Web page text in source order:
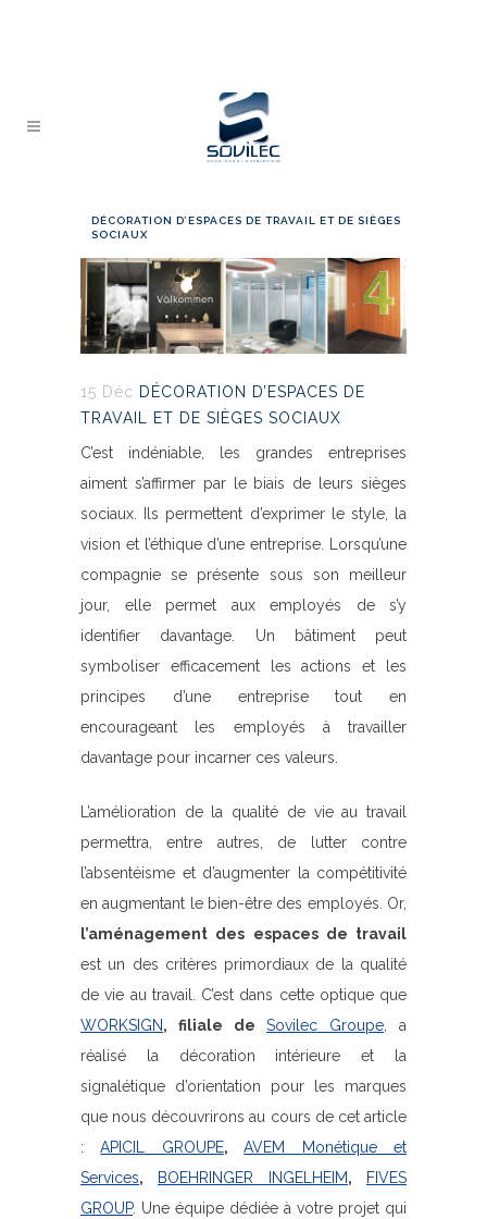
DÉCORATION D’ESPACES DE TRAVAIL ET DE SIÈGES
SOCIAUX
15 Déc DÉCORATION D’ESPACES DE
TRAVAIL ET DE SIÈGES SOCIAUX
C’est indéniable, les grandes entreprises
aiment s’affirmer par le biais de leurs sièges
sociaux. Ils permettent d’exprimer le style, la
vision et l’éthique d’une entreprise. Lorsqu’une
compagnie se présente sous son meilleur
jour, elle permet aux employés de s’y
identifier davantage. Un bâtiment peut
symboliser efficacement les actions et les
principes d’une entreprise tout en
encourageant les employés à travailler
davantage pour incarner ces valeurs.
L’amélioration de la qualité de vie au travail
permettra, entre autres, de lutter contre
l’absentéisme et d’augmenter la compétitivité
en augmentant le bien-être des employés. Or,
l’aménagement des espaces de travail
est un des critères primordiaux de la qualité
de vie au travail. C’est dans cette optique que
WORKSIGN, filiale de Sovilec Groupe, a
réalisé la décoration intérieure et la
signalétique d’orientation pour les marques
que nous découvrirons au cours de cet article
:APICIL GROUPE,AVEM Monétique et
Services, BOEHRINGER INGELHEIM,
FIVES
GROUP. Une équipe dédiée à votre projet qui